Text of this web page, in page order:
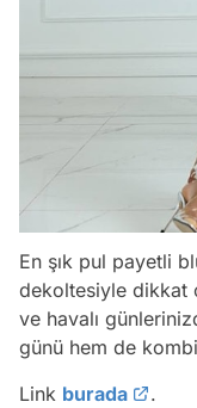
En şık pul payetli
dekoltesiyle dikkat
ve havalı
günü hem de
Link burada
.